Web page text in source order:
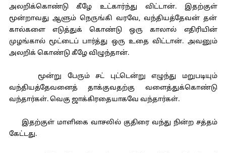
அலறிக்கொண்டு கீழே உட்கார்ந்து விட்டான். இதற்குள்
மூன்றாவது ஆளும் நெருங்கி வரவே, வந்தியத்தேவன் தன்
கால்களை எடுத்துக் கொண்டு ஒரு காலால் எதிரியின்
முழங்கால் மூட்டைப் பார்த்து ஒரு உதை விட்டான். அவனும்
அலறிக் கொண்டு கீழே விழுந்தான்.
மூன்று பேரும் சட் புட்டென்று எழுந்து மறுபடியும்
வந்தியத்தேவனைத் தாக்குவதற்கு வளைத்துக்கொண்டு
வந்தார்கள். வெகு ஜாக்கிரதையாகவே வந்தார்கள்.
இதற்குள் மாளிகை வாசலில் குதிரை வந்து நின்ற சத்தம்
கேட்டது.